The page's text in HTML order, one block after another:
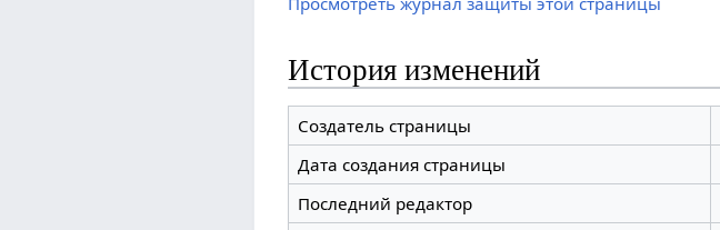
История изменений
Создатель страницы
Дата создания страницы
Последний редактор